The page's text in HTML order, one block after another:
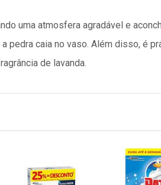
uma atmosfera agradável e
pedra caia no vaso. Além disso, é
de lavanda.